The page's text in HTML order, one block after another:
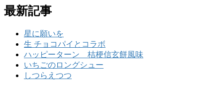
最新記事
星に願いを
生 チョコパイとコラボ
ハッピーターン 桔梗信玄餅風味
いちごのロングシュー
しつらえつつ